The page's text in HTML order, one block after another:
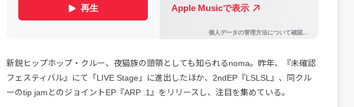
新鋭ヒップホップ・クルー、夜猫族の頭領としても知られるnoma。昨年、『未確認
フェスティバル』にて「LIVE Stage」に進出したほか、2ndEP『LSLSL』、同クル
ーのtip jamとのジョイントEP『ARP .1』をリリースし、注目を集めている。